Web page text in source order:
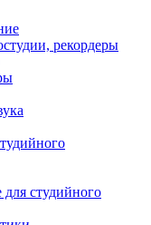
рекордеры
студийного